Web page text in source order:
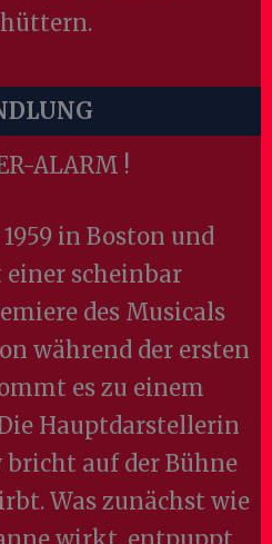
ALARM !
in Boston und
scheinbar
des Musicals
während der ersten
es zu einem
Hauptdarstellerin
bricht auf der Bühne
Was zunächst wie